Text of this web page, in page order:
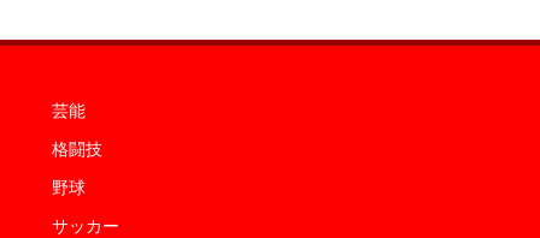
芸能
格闘技
野球
サッカー